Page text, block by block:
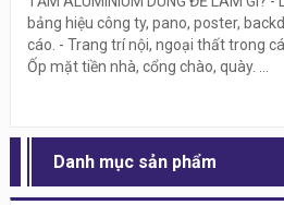
bảng hiệu công ty, pano, poster,
cáo. - Trang trí nội, ngoại thất trong
Ốp mặt tiền nhà, cổng chào, quày. ...
Danh mục sản phẩm